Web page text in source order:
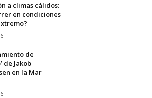
a climas cálidos:
en condiciones
de
de Jakob
en la Mar